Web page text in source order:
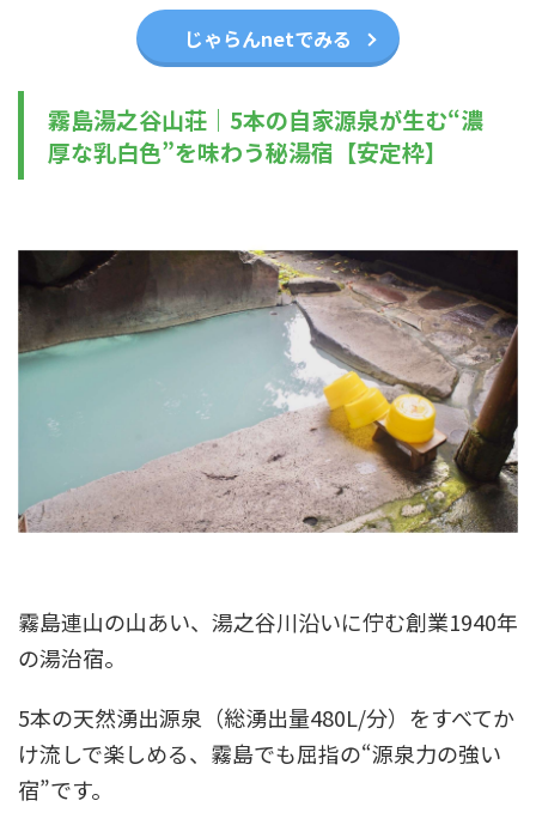
じゃらんnetでみる
霧島湯之谷山荘｜5本の自家源泉が生む“濃
厚な乳白色”を味わう秘湯宿【安定枠】
霧島連山の山あい、湯之谷川沿いに佇む創業1940年
の湯治宿。
5本の天然湧出源泉（総湧出量480L/分）をすべてか
け流しで楽しめる、霧島でも屈指の“源泉力の強い
宿”です。